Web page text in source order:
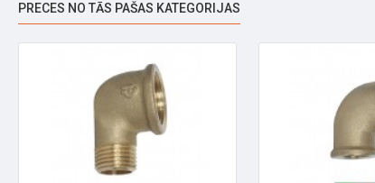
PRECES NO TĀS PAŠAS KATEGORIJAS